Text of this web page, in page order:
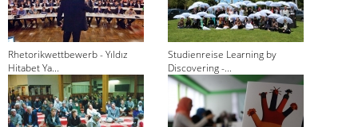
Rhetorikwettbewerb - Yıldız
Hitabet Ya...
Studienreise Learning by
Discovering -...